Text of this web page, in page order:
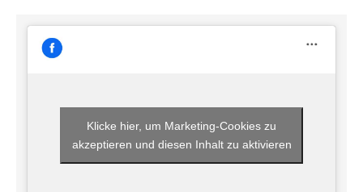
Klicke hier, um Marketing-Cookies zu
akzeptieren und diesen Inhalt zu aktivieren